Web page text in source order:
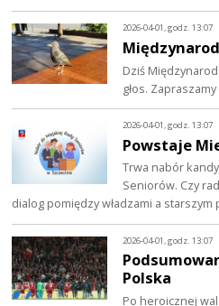
2026-04-01, godz. 13:07
Dziś
głos.
2026-04-01, godz. 13:07
Powstaje
Trwa nabór
Seniorów. Czy
dialog pomiędzy władzami a
2026-04-01, godz. 13:07
Polska
Po heroicznej